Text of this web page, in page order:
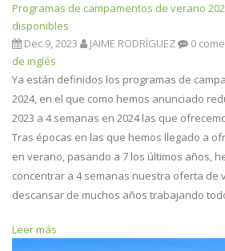
Programas de campamentos de verano
disponibles
Dec 9, 2023
JAIME RODRÍGUEZ 0
de inglés
Ya están definidos los programas de
2024, en el que como hemos anunciado
2023 a 4 semanas en 2024 las que
Tras épocas en las que hemos llegado a
en verano, pasando a 7 los últimos años,
concentrar a 4 semanas nuestra oferta de
descansar de muchos años trabajando
Leer más